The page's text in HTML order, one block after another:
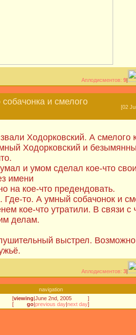
Аплодисментов:9
и смелого
[02
Ходорковский. А смелого
Ходорковский и
и умом сделал кое-что
имени
на кое-что предендовать.
Где-то. А умный собачонок и
кое-что утратили. В связи с
делам.
выстрел.
Аплодисментов:3|
navigation
[viewing|June 2nd, 2005
]
[
go|previous day|next day]